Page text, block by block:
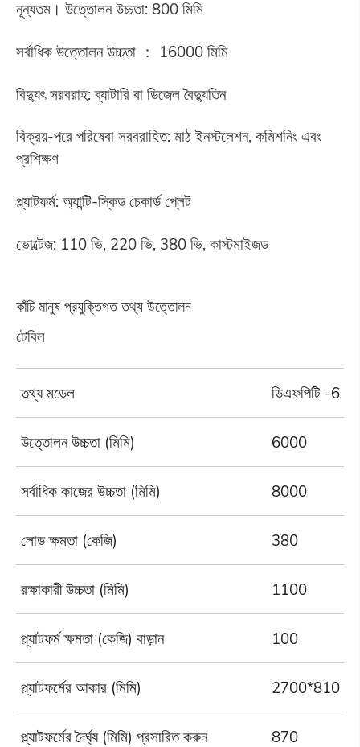
নূন্যতম। উত্তোলন উচ্চতা: 800 মিমি
সর্বাধিক উত্তোলন উচ্চতা ： 16000 মিমি
বিদ্যুৎ সরবরাহ: ব্যাটারি বা ডিজেল বৈদ্যুতিন
বিক্রয়-পরে পরিষেবা সরবরাহিত: মাঠ ইনস্টলেশন, কমিশনিং এবং
প্রশিক্ষণ
প্ল্যাটফর্ম: অ্যান্টি-স্কিড চেকার্ড প্লেট
ভোল্টেজ: 110 ভি, 220 ভি, 380 ভি, কাস্টমাইজড
কাঁচি মানুষ প্রযুক্তিগত তথ্য উত্তোলন
টেবিল
তথ্য মডেল ডিএফপিটি -6
উত্তোলন উচ্চতা (মিমি) 6000
সর্বাধিক কাজের উচ্চতা (মিমি) 8000
লোড ক্ষমতা (কেজি) 380
রক্ষাকারী উচ্চতা (মিমি) 1100
প্ল্যাটফর্ম ক্ষমতা (কেজি) বাড়ান 100
প্ল্যাটফর্মের আকার (মিমি) 2700*810
প্ল্যাটফর্মের দৈর্ঘ্য (মিমি) প্রসারিত করুন 870